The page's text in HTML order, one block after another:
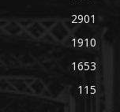
2901
1910
1653
115